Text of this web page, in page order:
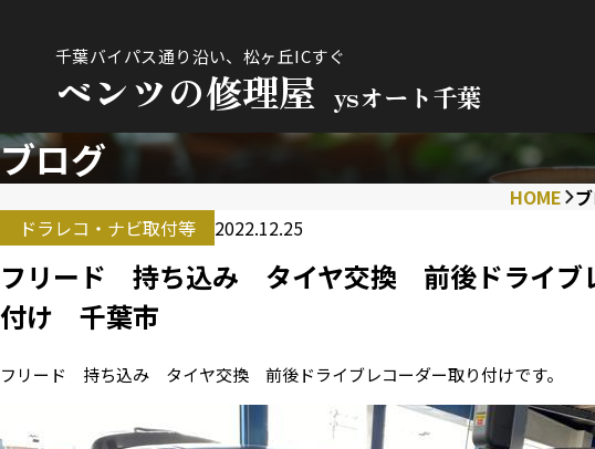
千葉バイパス通り沿い、松ヶ丘ICすぐ
ベンツの修理屋 ysオート千葉
ブログ
HOME
ドラレコ・ナビ取付等
2022.12.25
フリード 持ち込み タイヤ交換 前後ドライブ
付け 千葉市
フリード 持ち込み タイヤ交換 前後ドライブレコーダー取り付けです。